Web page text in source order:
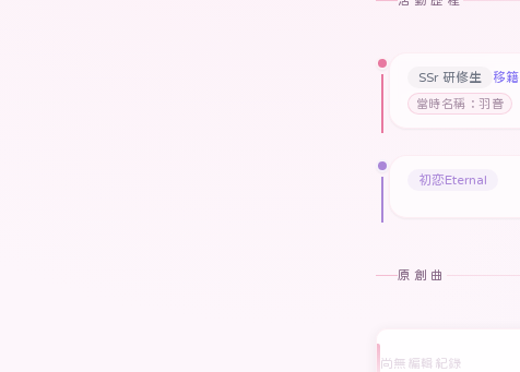
SSr 研修生
移籍
當時名稱：羽音
初恋Eternal
原創曲
尚無編輯紀錄